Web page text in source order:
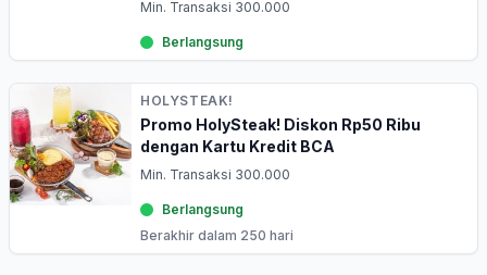
Min. Transaksi 300.000
Berlangsung
HOLYSTEAK!
Promo HolySteak! Diskon Rp50 Ribu
dengan Kartu Kredit BCA
Min. Transaksi 300.000
Berlangsung
Berakhir dalam 250 hari